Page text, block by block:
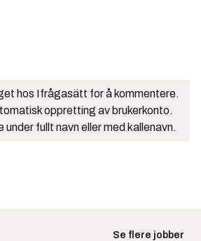
hos Ifrågasätt for å kommentere.
oppretting av brukerkonto.
under fullt navn eller med kallenavn.
Se flere jobber